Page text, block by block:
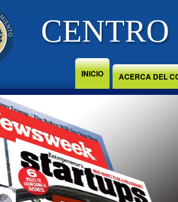
INICIO ACERCA DEL